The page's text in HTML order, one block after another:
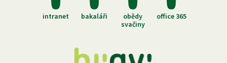
intranet bakaláři
obědy
svačiny
office 365